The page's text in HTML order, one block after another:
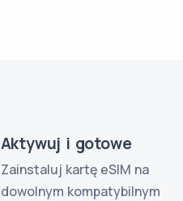
Aktywuj i gotowe
Zainstaluj kartę eSIM na
dowolnym kompatybilnym